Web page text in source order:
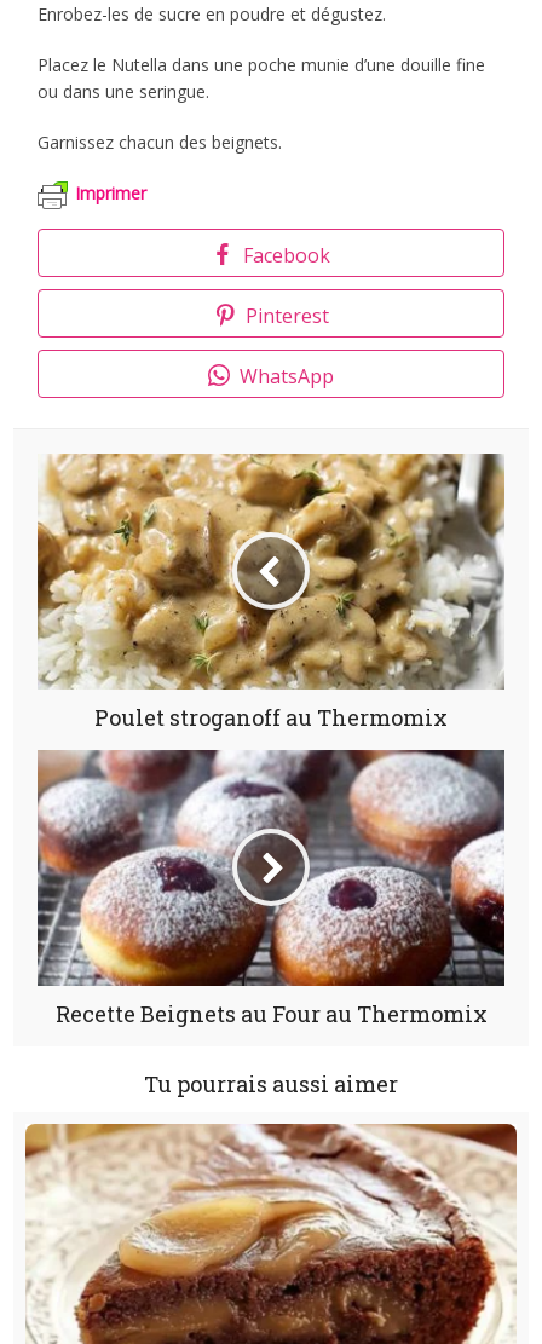
Enrobez-les de sucre en poudre et dégustez.
Placez le Nutella dans une poche munie d’une douille fine
ou dans une seringue.
Garnissez chacun des beignets.
Imprimer
Facebook
Pinterest
WhatsApp
Poulet stroganoff au Thermomix
Recette Beignets au Four au Thermomix
Tu pourrais aussi aimer